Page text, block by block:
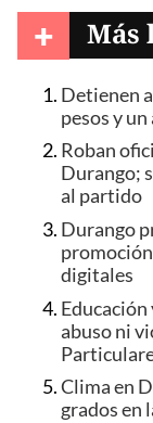
+ Más
Detienen
pesos y
Roban
Durango;
al partido
Durango
digitales
Educación
abuso ni
Clima en
grados en